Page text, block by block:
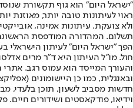
"ישראל היום" הוא גוף תקשורת
ראוי לעיתונות טובה יותר, מאוזנת
ולא צועקת. עיתונות אמינה,
הפך "ישראל היום" לעיתון הישראלי
חול. מו"ל העיתון היא ד"ר מרים
והעורך המייסד הוא עמוס רגב.
חדשות מסביב לשעון, תוכן בלעדי,
וידיאו, פודקאסטים ושידורים חיים.